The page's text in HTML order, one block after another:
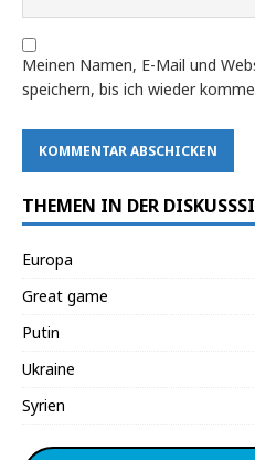
Meinen Namen, E-Mail und
speichern, bis ich wieder
THEMEN IN DER
Europa
Great game
Putin
Ukraine
Syrien